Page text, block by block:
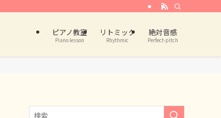
ピアノ教室
Piano lesson
リトミック
Rhythmic
絶対音感
Perfect-pitch